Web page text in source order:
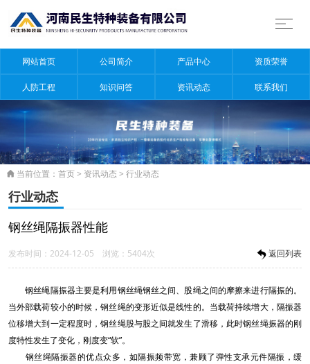
网站首页 公司简介 产品中心 资质荣誉
人防工程 知识问答 资讯动态 联系我们
 当前位置： 首页> 资讯动态 > 行业动态
行业动态
钢丝绳隔振器性能
发布时间：2024-12-05 浏览：5404次 返回列表
钢丝绳隔振器主要是利用钢丝绳钢丝之间、股绳之间的摩擦来进行隔振的。
当外部载荷较小的时候，钢丝绳的变形近似是线性的。当载荷持续增大，隔振器
位移增大到一定程度时，钢丝绳股与股之间就发生了滑移，此时钢丝绳振器的刚
度特性发生了变化，刚度变“软”。
钢丝绳隔振器的优点众多，如隔振频带宽，兼顾了弹性支承元件隔振，缓